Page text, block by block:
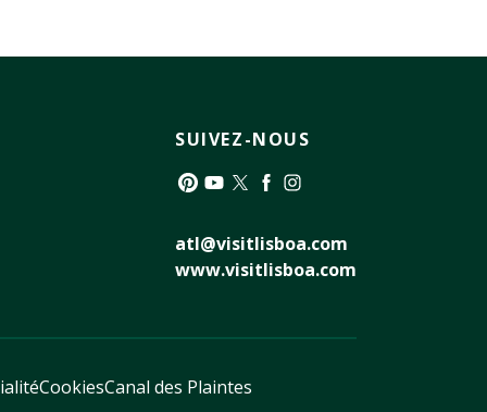
SUIVEZ-NOUS
atl@visitlisboa.com
www.visitlisboa.com
CookiesCanal des Plaintes